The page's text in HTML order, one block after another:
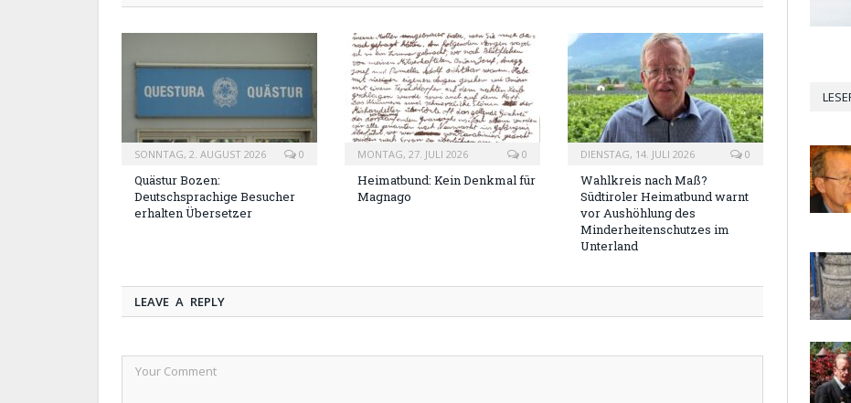
SONNTAG, 2. AUGUST 2026 0
Quästur Bozen:
Deutschsprachige Besucher
erhalten Übersetzer
MONTAG, 27. JULI 2026 0
Heimatbund: Kein Denkmal für
Magnago
DIENSTAG, 14. JULI 2026 0
Wahlkreis nach Maß?
Südtiroler Heimatbund warnt
vor Aushöhlung des
Minderheitenschutzes im
Unterland
LEAVE A REPLY